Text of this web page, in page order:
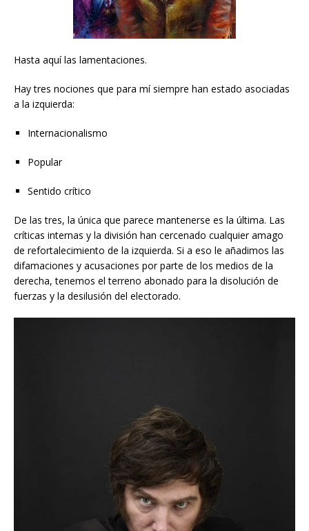
Hasta aquí las lamentaciones.
Hay tres nociones que para mí siempre han estado asociadas
a la izquierda:
Internacionalismo
Popular
Sentido crítico
De las tres, la única que parece mantenerse es la última. Las
críticas internas y la división han cercenado cualquier amago
de refortalecimiento de la izquierda. Si a eso le añadimos las
difamaciones y acusaciones por parte de los medios de la
derecha, tenemos el terreno abonado para la disolución de
fuerzas y la desilusión del electorado.